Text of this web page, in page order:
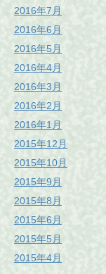
2016年7月
2016年6月
2016年5月
2016年4月
2016年3月
2016年2月
2016年1月
2015年12月
2015年10月
2015年9月
2015年8月
2015年6月
2015年5月
2015年4月